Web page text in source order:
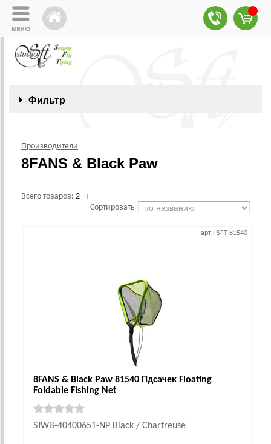
Фильтр
Производители
8FANS & Black Paw
Всего товаров: 2
Сортировать
арт.: SFT 81540
8FANS & Black Paw 81540 Пдсачек Floating
Foldable Fishing Net
SJWB-40400651-NP Black / Chartreuse